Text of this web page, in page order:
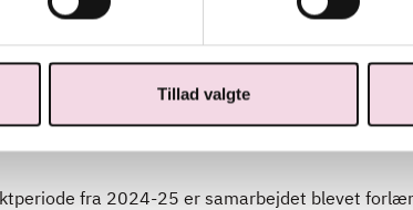
Tillad valgte
når det handler om erhvervsuddannelser – vi
forandring på området. Ikke kun fordi, vi som
– men også fordi, det er vigtigt at gøre
til en integreret del af undervisningen. Jeg
til et eksperiment for nye tilgange
i den kommende tid.”
fra 2024-25 er samarbejdet blevet